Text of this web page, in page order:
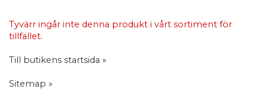
Tyvärr ingår inte denna produkt i vårt sortiment för
tillfället.
Till butikens startsida »
Sitemap »